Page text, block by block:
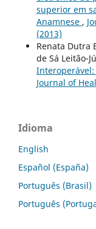
superior em
Anamnese ,
(2013)
Renata Dutra
de Sá Leitão-
Interoperável:
Journal of
Idioma
English
Español (España)
Português (Brasil)
Português